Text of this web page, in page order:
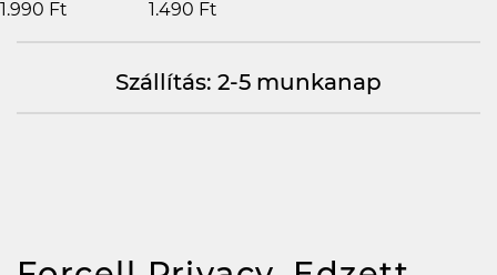
1.990 Ft 1.490 Ft
Szállítás: 2-5 munkanap